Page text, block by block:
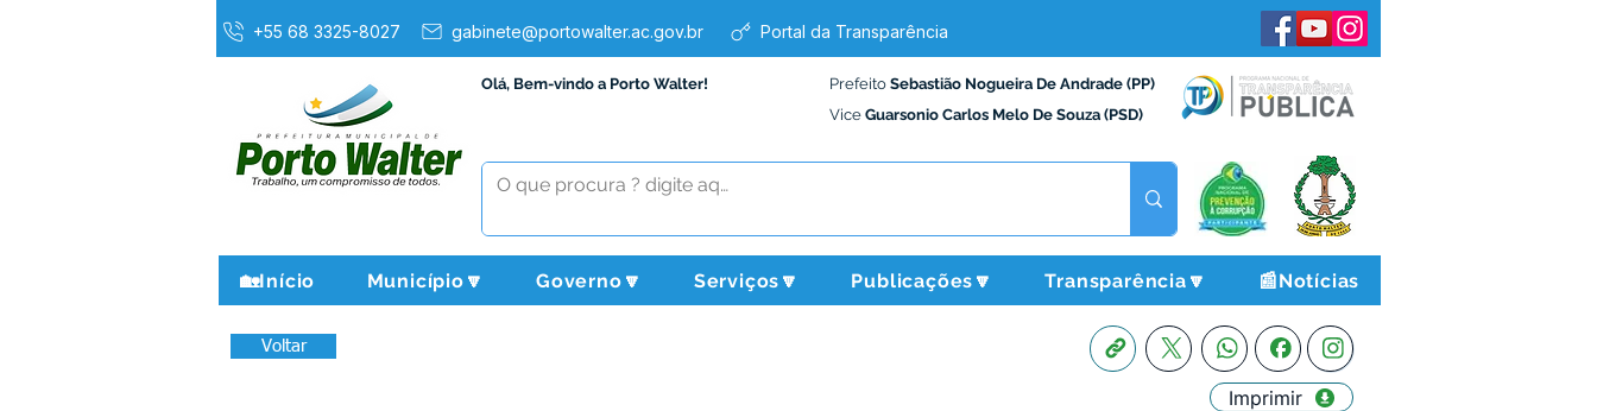
+55 68 3325-8027 gabinete@portowalter.ac.gov.br Portal da Transparência
Olá, Bem-vindo a Porto Walter! Prefeito Sebastião Nogueira De Andrade (PP)
Vice Guarsonio Carlos Melo De Souza (PSD)
🏡Início Município🔽 Governo🔽 Serviços🔽 Publicações🔽 Transparência🔽 📰Notícias
Voltar
Imprimir